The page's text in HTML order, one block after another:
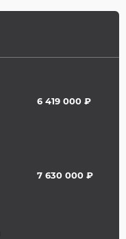
6 419 000 ₽
7 630 000 ₽